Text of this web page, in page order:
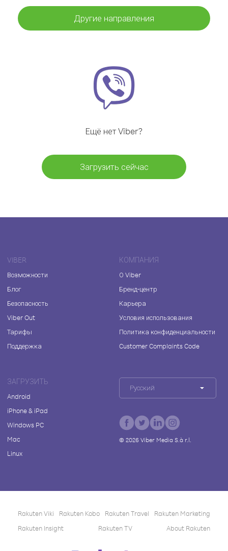
Другие направления
Ещё нет Viber?
Загрузить сейчас
VIBER
Возможности
Блог
Безопасность
Viber Out
Тарифы
Поддержка
КОМПАНИЯ
О Viber
Бренд-центр
Карьера
Условия использования
Политика конфиденциальности
Customer Complaints Code
ЗАГРУЗИТЬ
Android
iPhone & iPad
Windows PC
Mac
Linux
Русский
© 2026Viber Media S.à r.l.
Rakuten Viki Rakuten Kobo Rakuten Travel
Rakuten Marketing
Rakuten Insight
Rakuten TV About Rakuten